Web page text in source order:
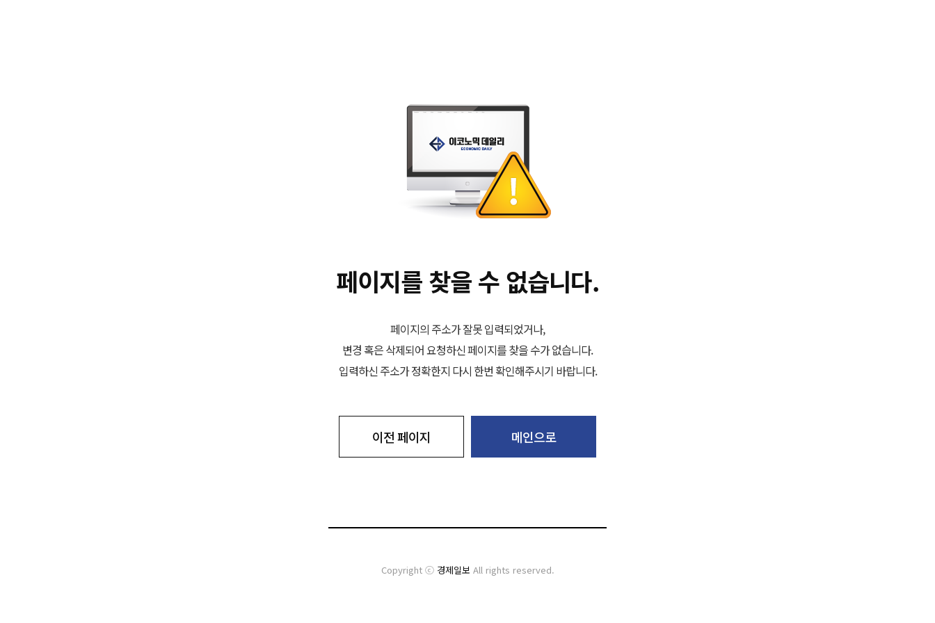
페이지를 찾을 수 없습니다.
페이지의 주소가 잘못 입력되었거나,
변경 혹은 삭제되어 요청하신 페이지를 찾을 수가 없습니다.
입력하신 주소가 정확한지 다시 한번 확인해주시기 바랍니다.
이전 페이지 메인으로
Copyright ⓒ 경제일보 All rights reserved.